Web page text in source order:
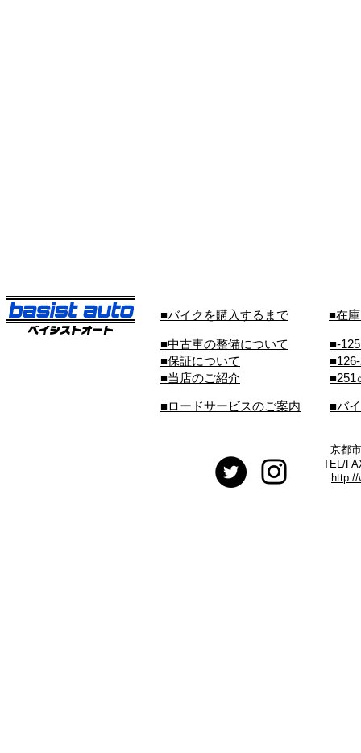
■バイクを購入するまで ■在
■中古車の整備について
■保証について
■当店のご紹介
■-
■251
■ロードサービスのご案内 ■バ
京都
TEL/